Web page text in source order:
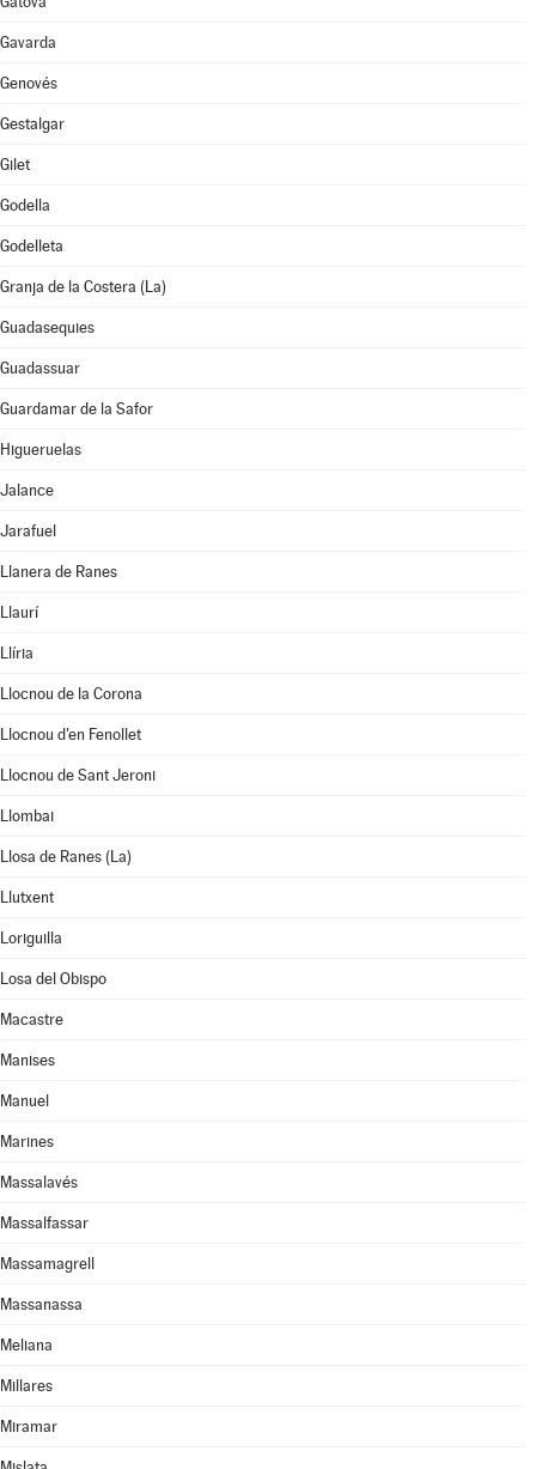
Gavarda
Genovés
Gestalgar
Gilet
Godella
Godelleta
Granja de la Costera (La)
Guadasequies
Guadassuar
Guardamar de la Safor
Higueruelas
Jalance
Jarafuel
Llanera de Ranes
Llaurí
Llíria
Llocnou de la Corona
Llocnou d'en Fenollet
Llocnou de Sant Jeroni
Llombai
Llosa de Ranes (La)
Llutxent
Loriguilla
Losa del Obispo
Macastre
Manises
Manuel
Marines
Massalavés
Massalfassar
Massamagrell
Massanassa
Meliana
Millares
Miramar